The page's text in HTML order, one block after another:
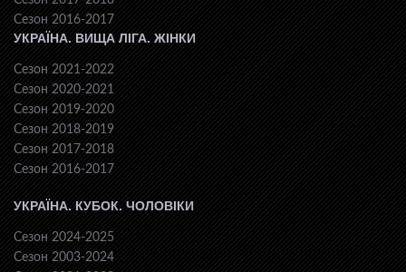
Сезон 2016-2017
УКРАЇНА. ВИЩА ЛІГА. ЖІНКИ
Сезон 2021-2022
Сезон 2020-2021
Сезон 2019-2020
Сезон 2018-2019
Сезон 2017-2018
Сезон 2016-2017
УКРАЇНА. КУБОК. ЧОЛОВІКИ
Сезон 2024-2025
Сезон 2003-2024